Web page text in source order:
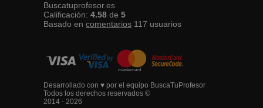
Buscatuprofesor.es
Calificación: 4.58 de 5
Basado en comentarios 117 usuarios
Desarrollado con ♥ por el equipo BuscaTuProfesor
Todos los derechos reservados ©
2014 - 2026